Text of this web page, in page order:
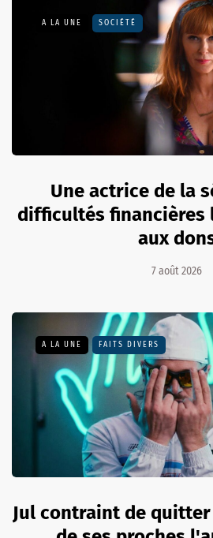
A LA UNE SOCIÉTÉ
Une actrice de la
difficultés financières
aux
7 août 2026
A LA UNE FAITS DIVERS
Jul contraint de